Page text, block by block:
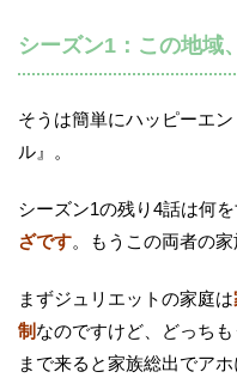
シーズン1：この地域
そうは簡単にハッピーエ
ル』。
シーズン1の残り4話は何を
ざです。もうこの両者の
まずジュリエットの家庭は
制 なのですけど、どっち
まで来ると家族総出でア